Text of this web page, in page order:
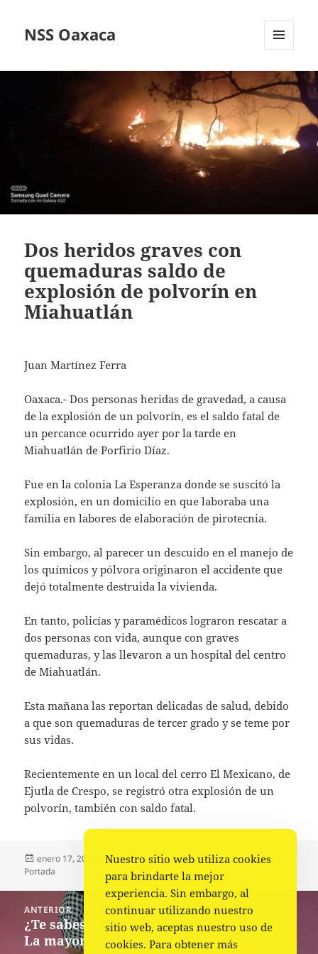
NSS Oaxaca
WIDGETS
Dos heridos graves con
quemaduras saldo de
explosión de polvorín en
Miahuatlán
Juan Martínez Ferra
Oaxaca.- Dos personas heridas de gravedad, a causa
de la explosión de un polvorín, es el saldo fatal de
un percance ocurrido ayer por la tarde en
Miahuatlán de Porfirio Díaz.
Fue en la colonia La Esperanza donde se suscitó la
explosión, en un domicilio en que laboraba una
familia en labores de elaboración de pirotecnia.
Sin embargo, al parecer un descuido en el manejo de
los químicos y pólvora originaron el accidente que
dejó totalmente destruida la vivienda.
En tanto, policías y paramédicos lograron rescatar a
dos personas con vida, aunque con graves
quemaduras, y las llevaron a un hospital del centro
de Miahuatlán.
Esta mañana las reportan delicadas de salud, debido
a que son quemaduras de tercer grado y se teme por
sus vidas.
Recientemente en un local del cerro El Mexicano, de
Ejutla de Crespo, se registró otra explosión de un
polvorín, también con saldo fatal.
Publicado
el
enero 17, 2023 Autor
La redacción Categorías
Municipios ,Policiaca
Portada
entradas
ANTERIOR
Entrada
anterior:
¿Te sabes la contraseña de otra persona?
La mayoría sí
Nuestro sitio web utiliza cookies
para brindarte la mejor
experiencia. Sin embargo, al
continuar utilizando nuestro
sitio web, aceptas nuestro uso de
cookies. Para obtener más